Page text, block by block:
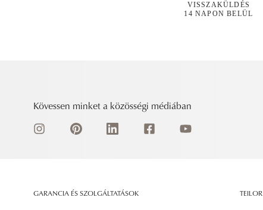
VISSZAKÜLDÉS
14 NAPON BELÜL
Kövessen minket a közösségi médiában
GARANCIA ÉS SZOLGÁLTATÁSOK TEILOR